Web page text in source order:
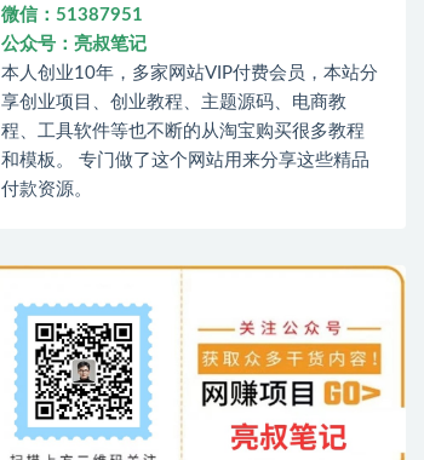
微信：51387951
公众号：亮叔笔记
本人创业10年，多家网站VIP付费会员，本站分
享创业项目、创业教程、主题源码、电商教
程、工具软件等也不断的从淘宝购买很多教程
和模板。 专门做了这个网站用来分享这些精品
付款资源。